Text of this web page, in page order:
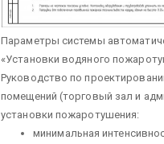
Параметры системы
«Установки водяного
Руководство по
помещений (торговый зал и
установки пожаротушения:
минимальная